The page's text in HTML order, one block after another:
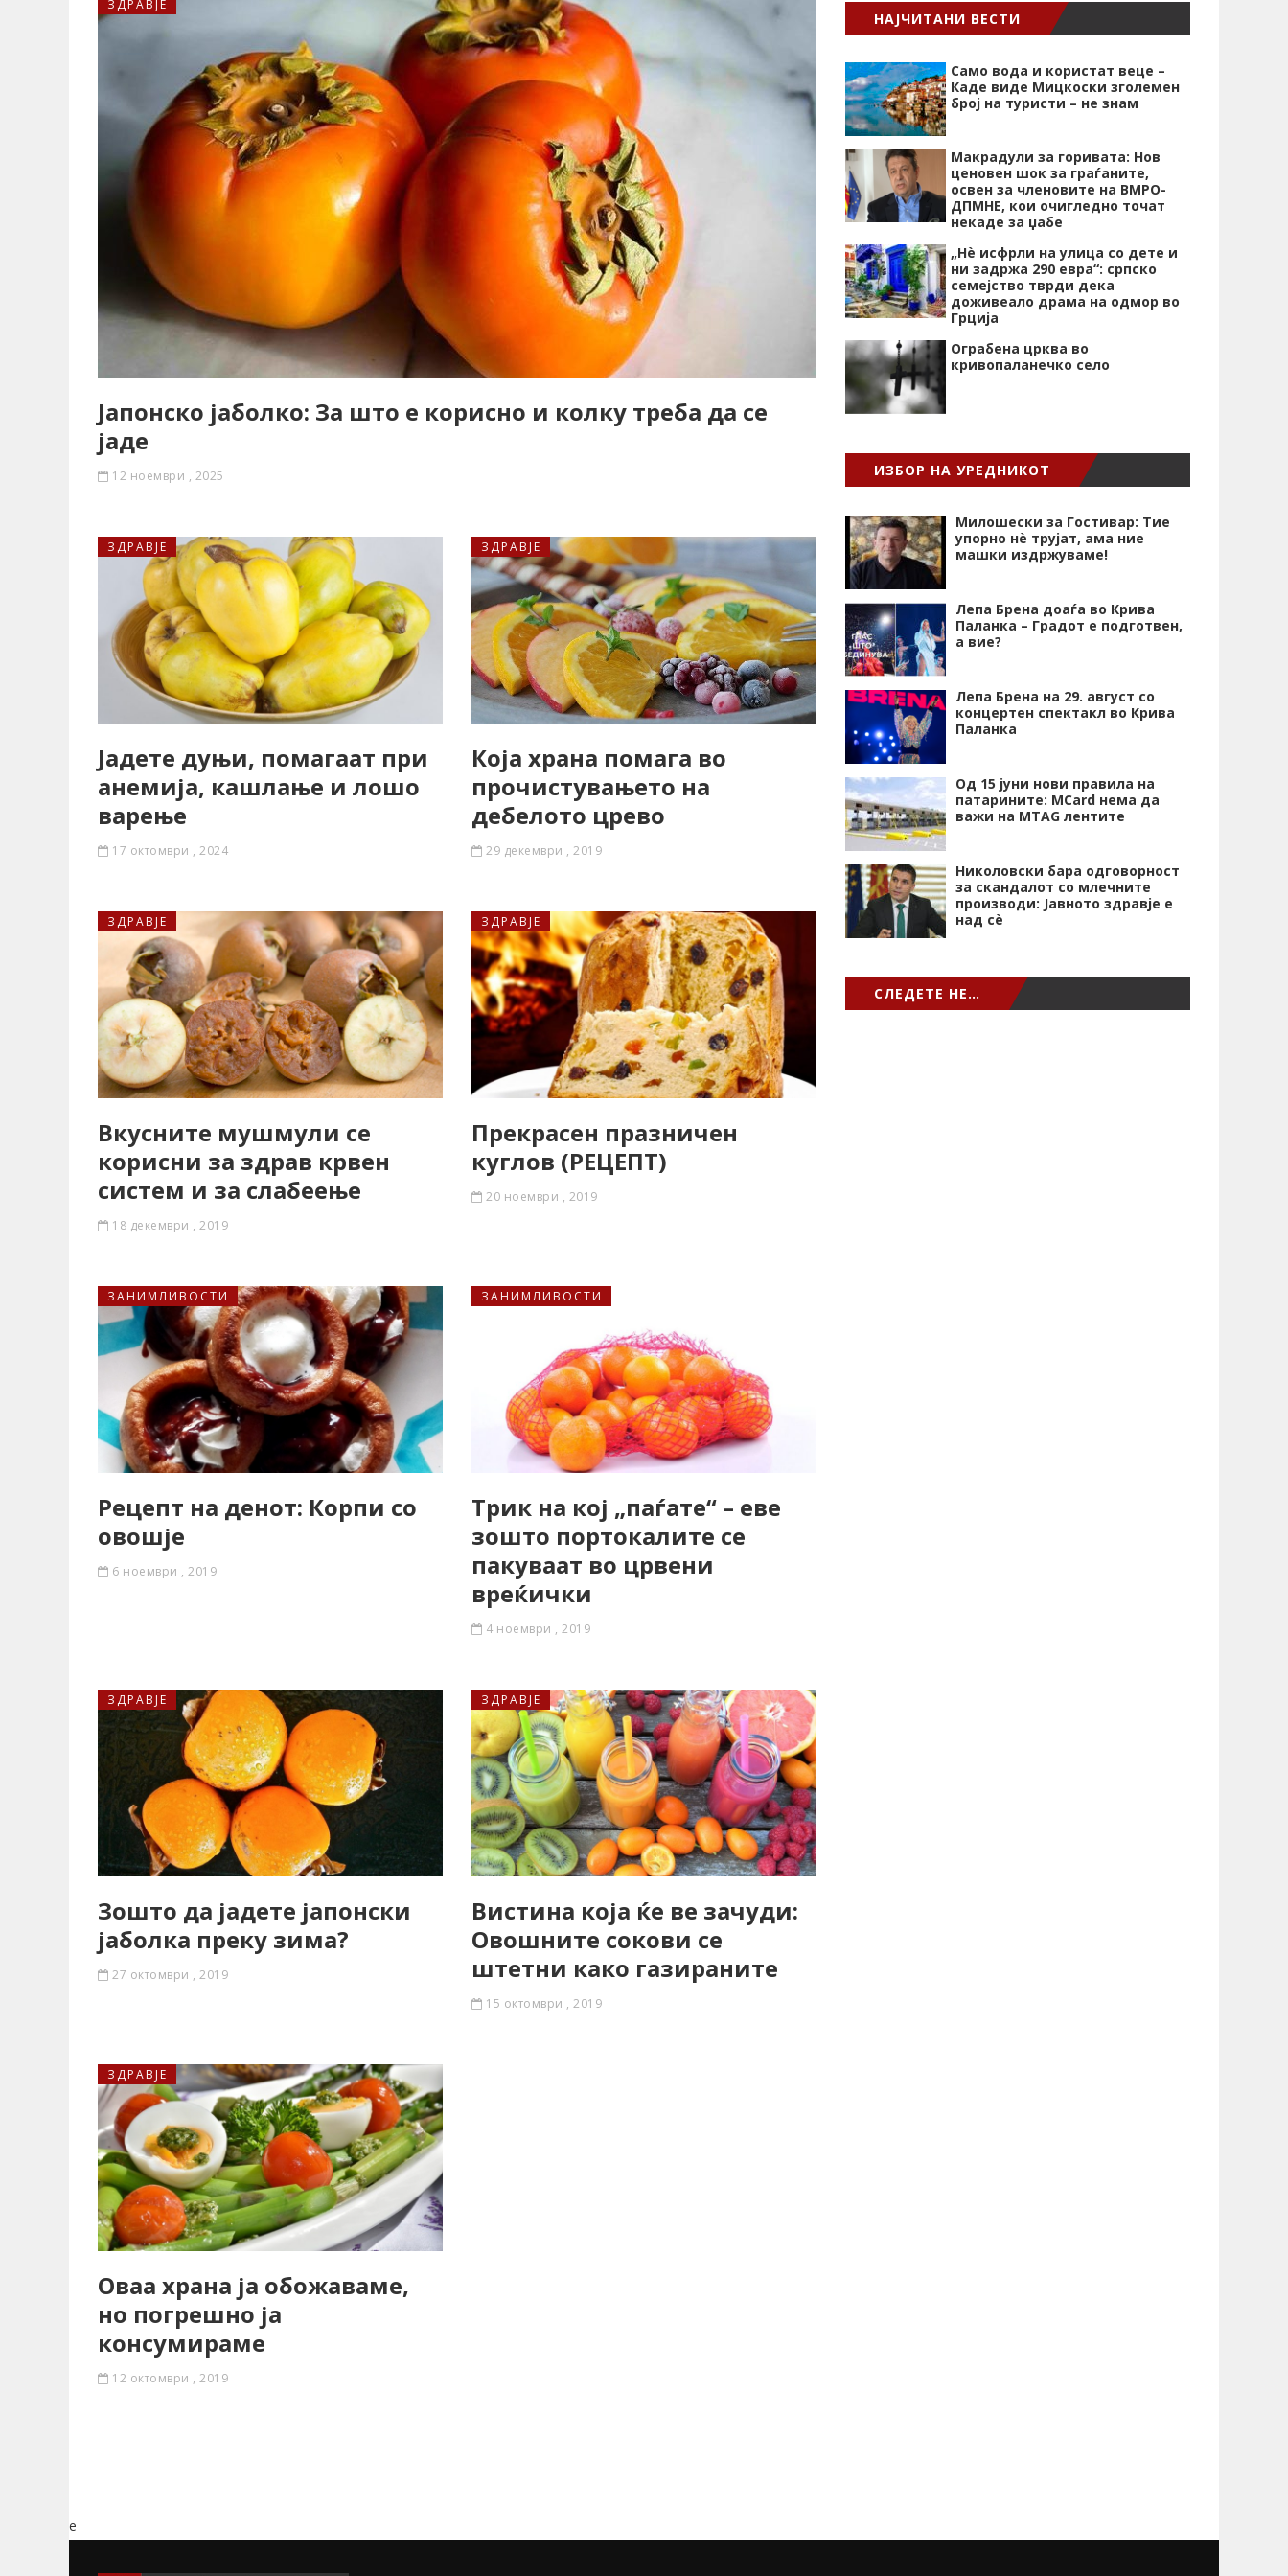
ЗДРАВЈЕ
Јапонско јаболко: За што е корисно и колку треба да се
јаде
12 ноември , 2025
ЗДРАВЈЕ
Јадете дуњи, помагаат при
анемија, кашлање и лошо
варење
17 октомври , 2024
ЗДРАВЈЕ
Која храна помага во
прочистувањето на
дебелото црево
29 декември , 2019
ЗДРАВЈЕ
Вкусните мушмули се
корисни за здрав крвен
систем и за слабеење
18 декември , 2019
ЗДРАВЈЕ
Прекрасен празничен
куглов (РЕЦЕПТ)
20 ноември , 2019
ЗАНИМЛИВОСТИ
Рецепт на денот: Корпи со
овошје
6 ноември , 2019
ЗАНИМЛИВОСТИ
Трик на кој „паѓате“ – еве
зошто портокалите се
пакуваат во црвени
вреќички
4 ноември , 2019
ЗДРАВЈЕ
Зошто да јадете јапонски
јаболка преку зима?
27 октомври , 2019
ЗДРАВЈЕ
Вистина која ќе ве зачуди:
Овошните сокови се
штетни како газираните
15 октомври , 2019
ЗДРАВЈЕ
Оваа храна ја обожаваме,
но погрешно ја
консумираме
12 октомври , 2019
НАЈЧИТАНИ ВЕСТИ
Само вода и користат веце –
Каде виде Мицкоски зголемен
број на туристи – не знам
Макрадули за горивата: Нов
ценовен шок за граѓаните,
освен за членовите на ВМРО-
ДПМНЕ, кои очигледно точат
некаде за џабе
„Нѐ исфрли на улица со дете и
ни задржа 290 евра“: српско
семејство тврди дека
доживеало драма на одмор во
Грција
Ограбена црква во
кривопаланечко село
ИЗБОР НА УРЕДНИКОТ
Милошески за Гостивар: Тие
упорно нѐ трујат, ама ние
машки издржуваме!
Лепа Брена доаѓа во Крива
Паланка – Градот е подготвен,
а вие?
Лепа Брена на 29. август со
концертен спектакл во Крива
Паланка
Од 15 јуни нови правила на
патарините: MCard нема да
важи на MTAG лентите
Николовски бара одговорност
за скандалот со млечните
производи: Јавното здравје е
над сѐ
СЛЕДЕТЕ НЕ…
e